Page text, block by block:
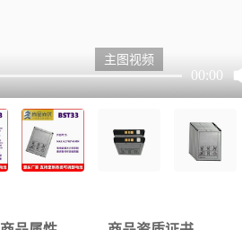
00:00
主图视频